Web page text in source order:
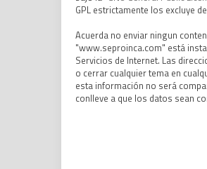
GPL estrictamente los excluye
Acuerda no enviar ningun
"www.seproinca.com" está
Servicios de Internet. Las
o cerrar cualquier tema en
esta información no será
conlleve a que los datos sean